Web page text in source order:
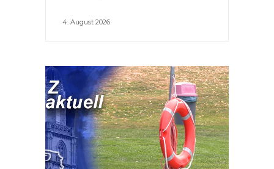
4. August 2026